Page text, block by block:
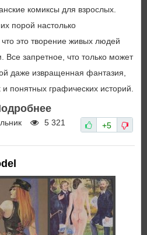
комиксы для взрослых.
порой настолько
это творение живых людей
Все запретное, что только может
даже извращенная фантазия,
понятных графических историй.
5 321 +5